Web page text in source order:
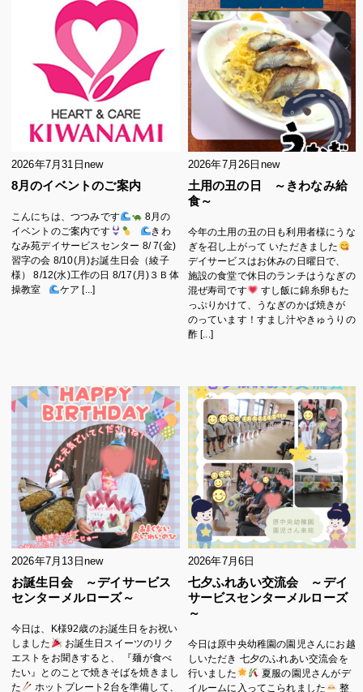
2026年7月31日new
8月のイベントのご案内
こんにちは、つつみです
8月の
イベントのご案内です
きわ
なみ苑デイサービスセンター 8/ 7(金)
習字の会 8/10(月)お誕生日会（綾子
様） 8/12(水)工作の日 8/17(月)３Ｂ体
操教室
ケア [...]
2026年7月26日 new
土用の丑の日 ～きわなみ給
食～
今年の土用の丑の日も利用者様にうな
ぎを召し上がって いただきました
デイサービスはお休みの日曜日で、
施設の食堂で休日のランチはうなぎの
混ぜ寿司です
すし飯に錦糸卵もた
っぷりかけて、うなぎのかば焼きが
のっています！すまし汁やきゅうりの
酢 [...]
2026年7月13日new
お誕生日会 ～デイサービス
センターメルローズ～
今日は、K様92歳のお誕生日をお祝い
しました
お誕生日スイーツのリク
エストをお聞きすると、 『麺が食べ
たい』とのことで焼きそばを焼きまし
た
ホットプレート2台を準備して、
2026年7月6日
七夕ふれあい交流会 ～デイ
サービスセンターメルローズ
～
今日は原中央幼稚園の園児さんにお越
しいただき 七夕のふれあい交流会を
行いました
夏服の園児さんがデ
イルームに入ってこられました
整